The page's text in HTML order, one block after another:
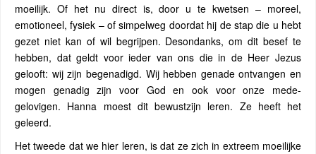
moeilijk. Of het nu direct is, door u te kwetsen – moreel,
emotioneel, fysiek – of simpelweg doordat hij de stap die u hebt
gezet niet kan of wil begrijpen. Desondanks, om dit besef te
hebben, dat geldt voor ieder van ons die in de Heer Jezus
gelooft: wij zijn begenadigd. Wij hebben genade ontvangen en
mogen genadig zijn voor God en ook voor onze mede-
gelovigen. Hanna moest dit bewustzijn leren. Ze heeft het
geleerd.
Het tweede dat we hier leren, is dat ze zich in extreem moeilijke